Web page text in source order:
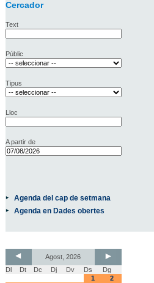
Cercador
Text
Públic
Tipus
Lloc
A partir de
Agenda del cap de setmana
Agenda en Dades obertes
Agost, 2026
Dl
Dt Dc Dj Dv Ds
Dg
1
2